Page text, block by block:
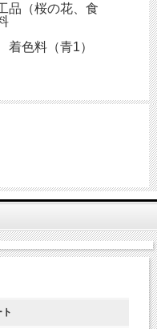
品（桜の花、食
色料（青1）